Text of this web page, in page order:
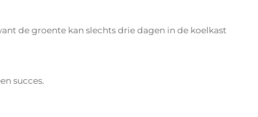
de groente kan slechts drie dagen in de koelkast
succes.